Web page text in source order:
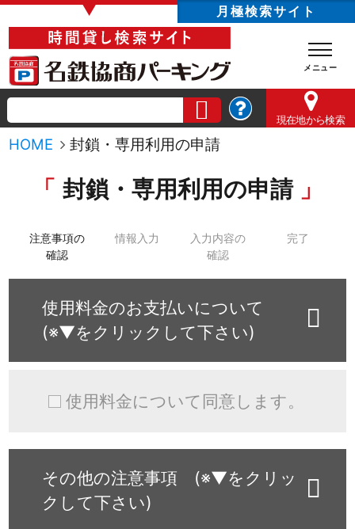
▼ 月極検索サイト
現在地から検索
HOME 封鎖・専用利用の申請
封鎖・専用利用の申請
注意事項の
確認
情報入力
入力内容の
確認
完了
使用料金のお支払いについて
(※▼をクリックして下さい)
使用料金について同意します。
その他の注意事項 (※▼をクリッ
クして下さい)